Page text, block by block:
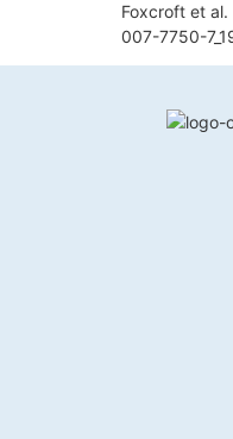
Foxcroft et
007-7750-